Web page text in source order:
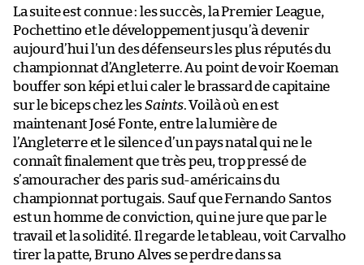
La suite est connue : les succès, la Premier League,
Pochettino et le développement jusqu’à devenir
aujourd’hui l’un des défenseurs les plus réputés du
championnat d’Angleterre. Au point de voir Koeman
bouffer son képi et lui caler le brassard de capitaine
sur le biceps chez lesSaints. Voilà où en est
maintenant José Fonte, entre la lumière de
l’Angleterre et le silence d’un pays natal qui ne le
connaît finalement que très peu, trop pressé de
s’amouracher des paris sud-américains du
championnat portugais. Sauf que Fernando Santos
est un homme de conviction, qui ne jure que par le
travail et la solidité. Il regarde le tableau, voit Carvalho
tirer la patte, Bruno Alves se perdre dans sa